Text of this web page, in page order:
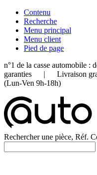
Contenu
Recherche
Menu principal
Menu client
Pied de page
n°1 de la casse automobile :
garanties | Livraison
(Lun-Ven 9h-18h)
Rechercher une pièce, Réf.